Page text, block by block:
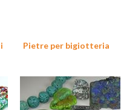
Pietre per bigiotteria